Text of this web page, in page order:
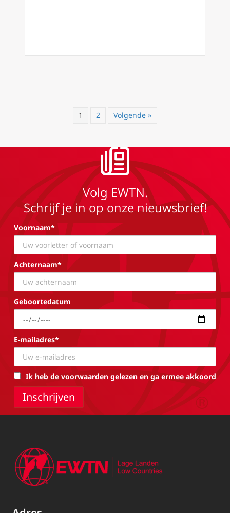
1 2 Volgende »
Volg EWTN.
Schrijf je in op onze nieuwsbrief!
Voornaam*
Achternaam*
Geboortedatum
E-mailadres*
Ik heb de voorwaarden gelezen en ga ermee akkoord